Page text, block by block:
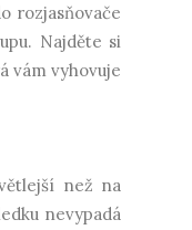
rozjasňovače
Najděte si
vám vyhovuje
než na
nevypadá